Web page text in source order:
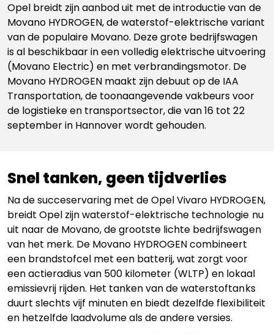
Opel breidt zijn aanbod uit met de introductie van de
Movano HYDROGEN, de waterstof-elektrische variant
van de populaire Movano. Deze grote bedrijfswagen
is al beschikbaar in een volledig elektrische uitvoering
(Movano Electric) en met verbrandingsmotor. De
Movano HYDROGEN maakt zijn debuut op de IAA
Transportation, de toonaangevende vakbeurs voor
de logistieke en transportsector, die van 16 tot 22
september in Hannover wordt gehouden.
Snel tanken, geen tijdverlies
Na de succeservaring met de Opel Vivaro HYDROGEN,
breidt Opel zijn waterstof-elektrische technologie nu
uit naar de Movano, de grootste lichte bedrijfswagen
van het merk. De Movano HYDROGEN combineert
een brandstofcel met een batterij, wat zorgt voor
een actieradius van 500 kilometer (WLTP) en lokaal
emissievrij rijden. Het tanken van de waterstoftanks
duurt slechts vijf minuten en biedt dezelfde flexibiliteit
en hetzelfde laadvolume als de andere versies.